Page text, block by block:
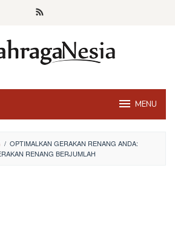
MENU
/ OPTIMALKAN GERAKAN RENANG ANDA:
RENANG BERJUMLAH